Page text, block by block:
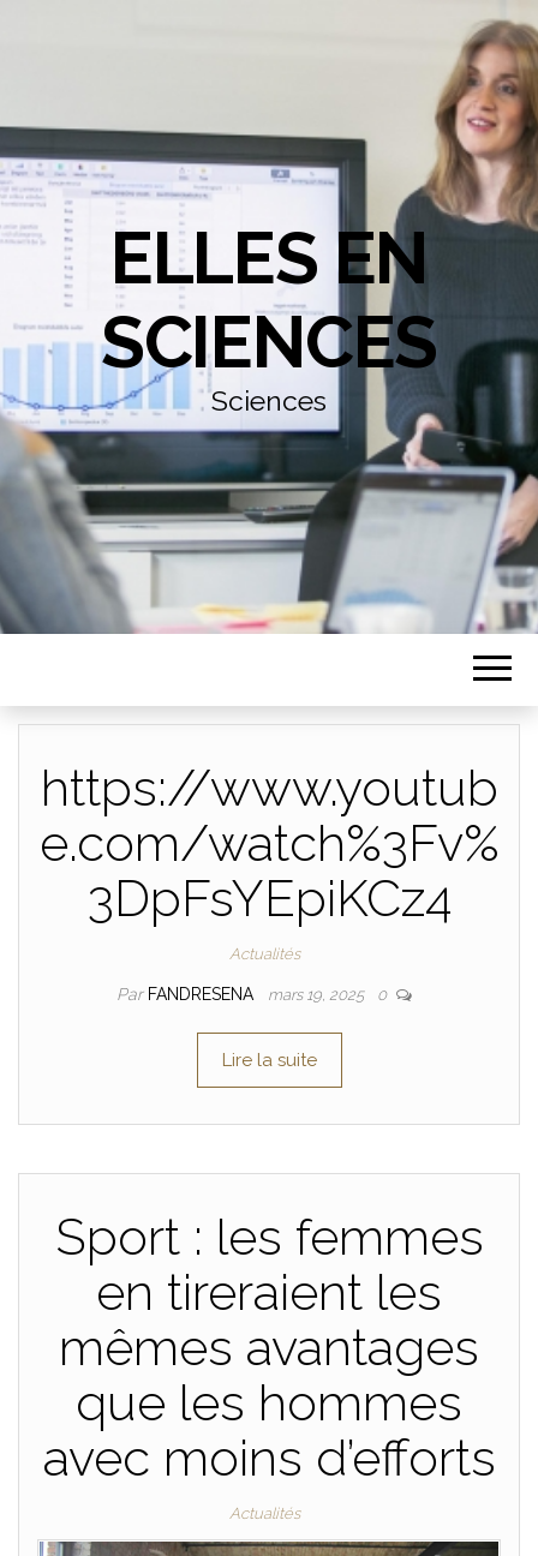
ELLES EN
SCIENCES
Sciences
https://www.youtub
e.com/watch%3Fv%
3DpFsYEpiKCz4
Actualités
Par FANDRESENA mars 19, 2025 0
Lire la suite
Sport : les femmes
en tireraient les
mêmes avantages
que les hommes
avec moins d’efforts
Actualités